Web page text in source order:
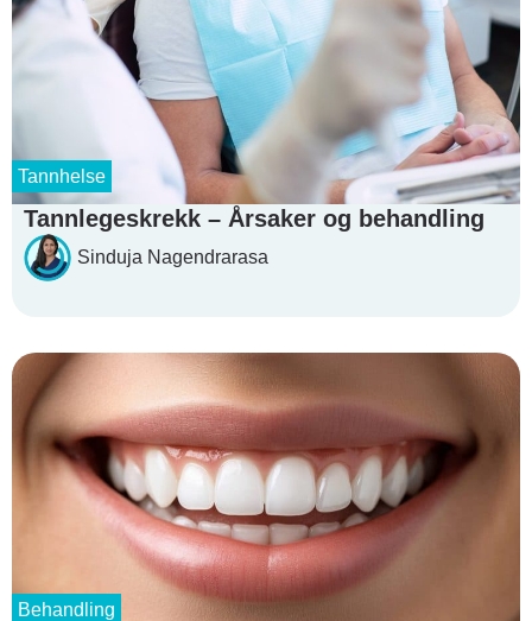
Tannlegeskrekk – Årsaker og behandling
Sinduja Nagendrarasa
Tannhelse
Behandling